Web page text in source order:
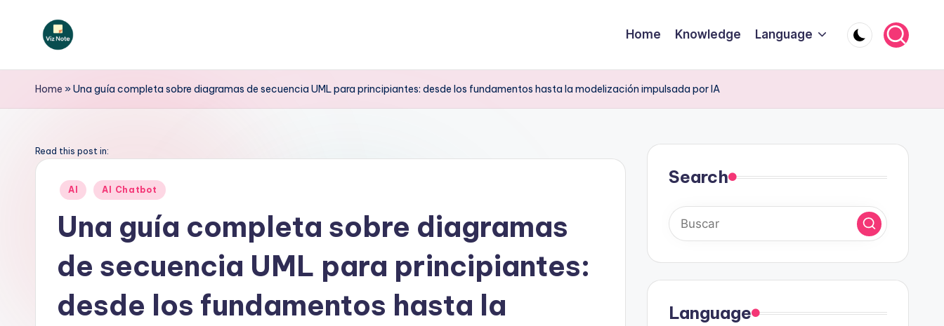
V
iz
o
Home Knowledge Language
Home »Una guía completa sobre diagramas de secuencia UML para principiantes: desde los fundamentos hasta la modelización impulsada por IA
Read this post in:
Publicado
AI AI Chatbot
Una guía completa sobre diagramas
de secuencia UML para principiantes:
desde los fundamentos hasta la
Search
Language